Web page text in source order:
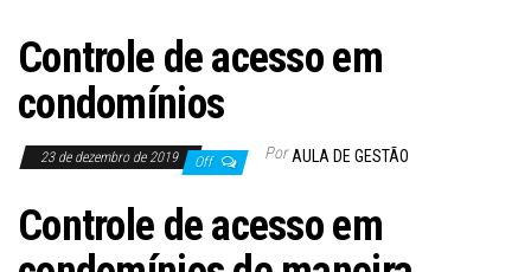
Controle de acesso em
condomínios
23 de dezembro de 2019 Off Por AULA DE GESTÃO
Controle de acesso em